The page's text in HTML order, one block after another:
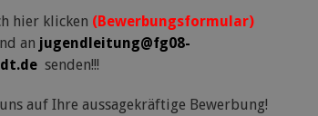
hier klicken (Bewerbungsformular)
an jugendleitung@fg08-
senden!!!
auf Ihre aussagekräftige Bewerbung!